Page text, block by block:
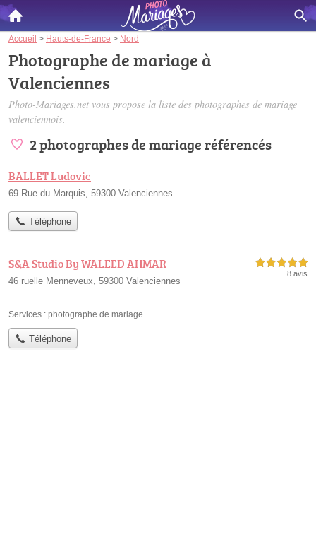
Accueil > Hauts-de-France > Nord
Photographe de mariage à
Valenciennes
Photo-Mariages.net vous propose la liste des photographes de mariage
valenciennois.
2 photographes de mariage référencés
BALLET Ludovic
69 Rue du Marquis, 59300 Valenciennes
Téléphone
S&A Studio By WALEED AHMAR
46 ruelle Menneveux, 59300 Valenciennes
5,0 étoiles sur 5
8 avis
Services : photographe de mariage
Téléphone